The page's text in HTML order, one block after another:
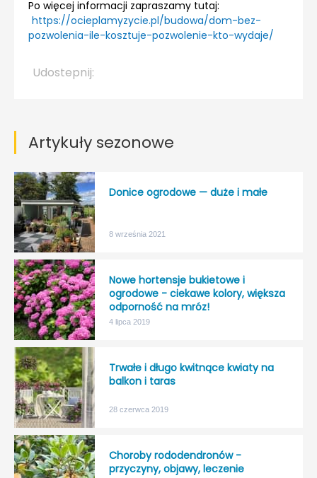
Po więcej informacji zapraszamy tutaj:
https://ocieplamyzycie.pl/budowa/dom-bez-
pozwolenia-ile-kosztuje-pozwolenie-kto-wydaje/
Udostepnij:
Artykuły sezonowe
Donice ogrodowe — duże i małe
8 września 2021
Nowe hortensje bukietowe i
ogrodowe - ciekawe kolory, większa
odporność na mróz!
4 lipca 2019
Trwałe i długo kwitnące kwiaty na
balkon i taras
28 czerwca 2019
Choroby rododendronów -
przyczyny, objawy, leczenie